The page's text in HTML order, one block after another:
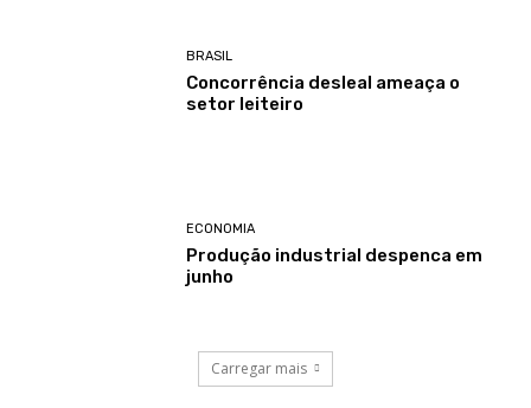
BRASIL
Concorrência desleal ameaça o
setor leiteiro
ECONOMIA
Produção industrial despenca em
junho
Carregar mais